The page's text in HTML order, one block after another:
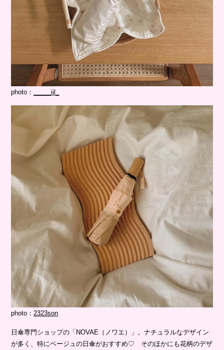
photo： _____iil_
photo：2323son
日傘専門ショップの「NOVAE（ノワエ）」。ナチュラルなデザイン
が多く、特にベージュの日傘がおすすめ♡ そのほかにも花柄のデザ